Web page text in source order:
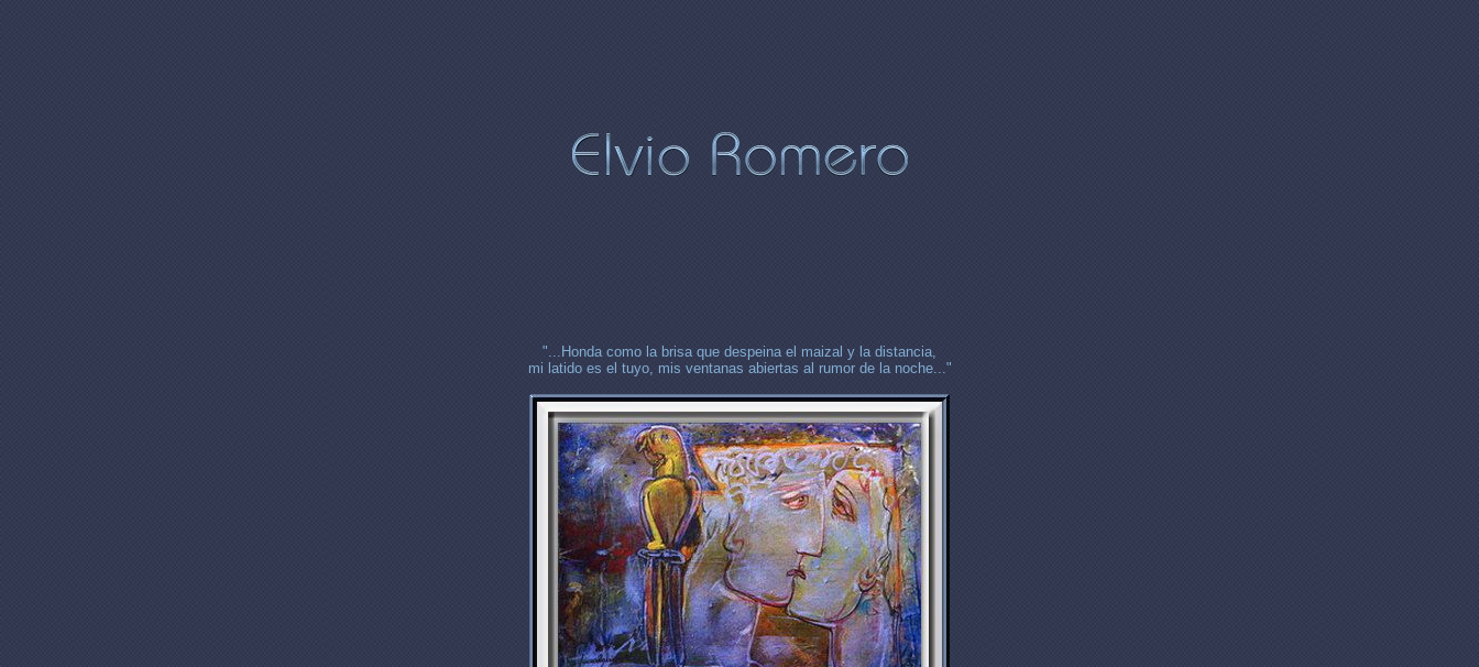
"...Honda como la brisa que despeina el maizal y la distancia,
mi latido es el tuyo, mis ventanas abiertas al rumor de la noche..."